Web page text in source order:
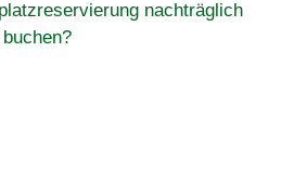
nachträglich